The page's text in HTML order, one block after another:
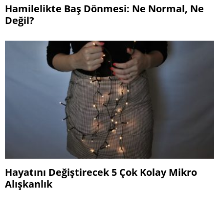
Hamilelikte Baş Dönmesi: Ne Normal, Ne
Değil?
Hayatını Değiştirecek 5 Çok Kolay Mikro
Alışkanlık